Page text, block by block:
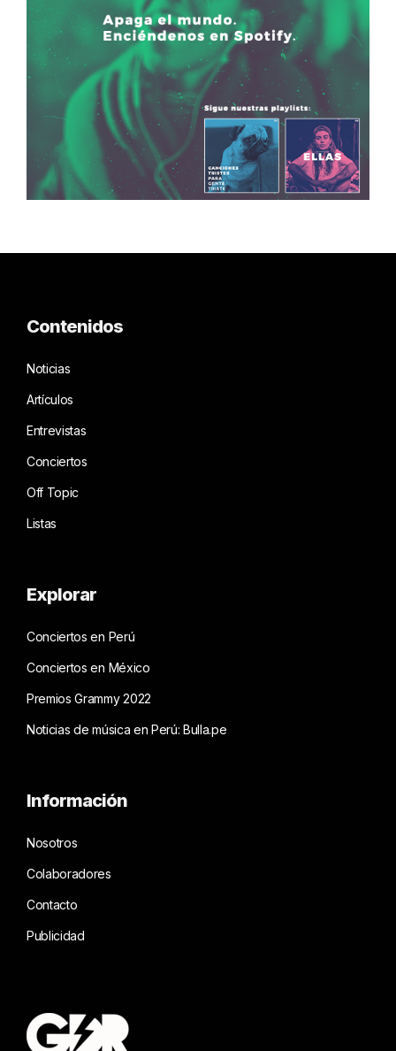
Contenidos
Noticias
Artículos
Entrevistas
Conciertos
Off Topic
Listas
Explorar
Conciertos en Perú
Conciertos en México
Premios Grammy 2022
Noticias de música en Perú: Bulla.pe
Información
Nosotros
Colaboradores
Contacto
Publicidad